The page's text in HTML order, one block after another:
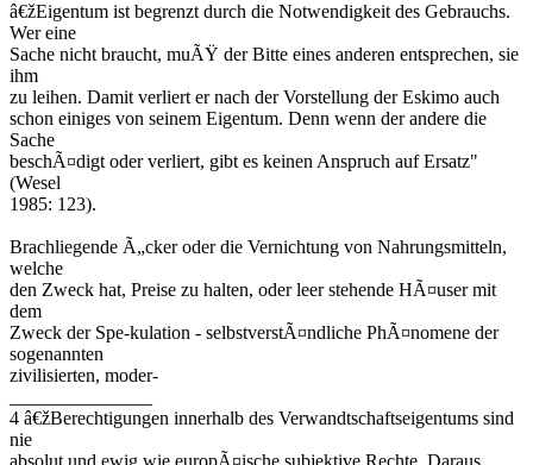
â€žEigentum ist begrenzt durch die Notwendigkeit des Gebrauchs.
Wer eine
Sache nicht braucht, muÃŸ der Bitte eines anderen entsprechen, sie
ihm
zu leihen. Damit verliert er nach der Vorstellung der Eskimo auch
schon einiges von seinem Eigentum. Denn wenn der andere die
Sache
beschÃ¤digt oder verliert, gibt es keinen Anspruch auf Ersatz"
(Wesel
1985: 123).
Brachliegende Ã„cker oder die Vernichtung von Nahrungsmitteln,
welche
den Zweck hat, Preise zu halten, oder leer stehende HÃ¤user mit
dem
Zweck der Spe-kulation - selbstverstÃ¤ndliche PhÃ¤nomene der
sogenannten
zivilisierten, moder-
4 â€žBerechtigungen innerhalb des Verwandtschaftseigentums sind
nie